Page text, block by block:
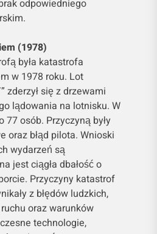
odpowiedniego
(1978)
była katastrofa
w 1978 roku. Lot
zderzył się z drzewami
lądowania na lotnisku. W
77 osób. Przyczyną były
oraz błąd pilota. Wnioski
wydarzeń są
jest ciągła dbałość o
Przyczyny katastrof
z błędów ludzkich,
oraz warunków
technologie,